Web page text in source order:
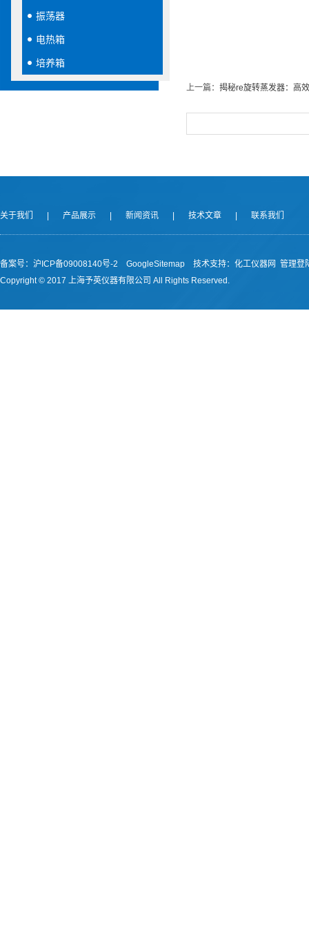
振荡器
电热箱
培养箱
上一篇： 揭秘re旋转蒸发器：高
关于我们 产品展示 新闻资讯 技术文章 联系我们
备案号：沪ICP备09008140号-2 GoogleSitemap 技术支持： 化工仪器网 管理登
Copyright © 2017 上海予英仪器有限公司 All Rights Reserved.